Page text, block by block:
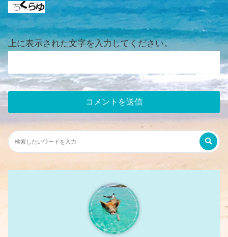
上に表示された文字を入力してください。